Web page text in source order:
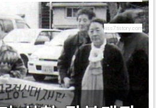
kiss7.tistory.com